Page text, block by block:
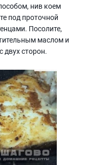
нив коем
под проточной
Посолите,
маслом и
двух сторон.